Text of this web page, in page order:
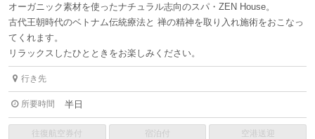
オーガニック素材を使ったナチュラル志向のスパ・ZEN House。
古代王朝時代のベトナム伝統療法と 禅の精神を取り入れ施術をおこなっ
てくれます。
リラックスしたひとときをお楽しみください。
行き先
所要時間 半日
往復航空券付 宿泊付 空港送迎